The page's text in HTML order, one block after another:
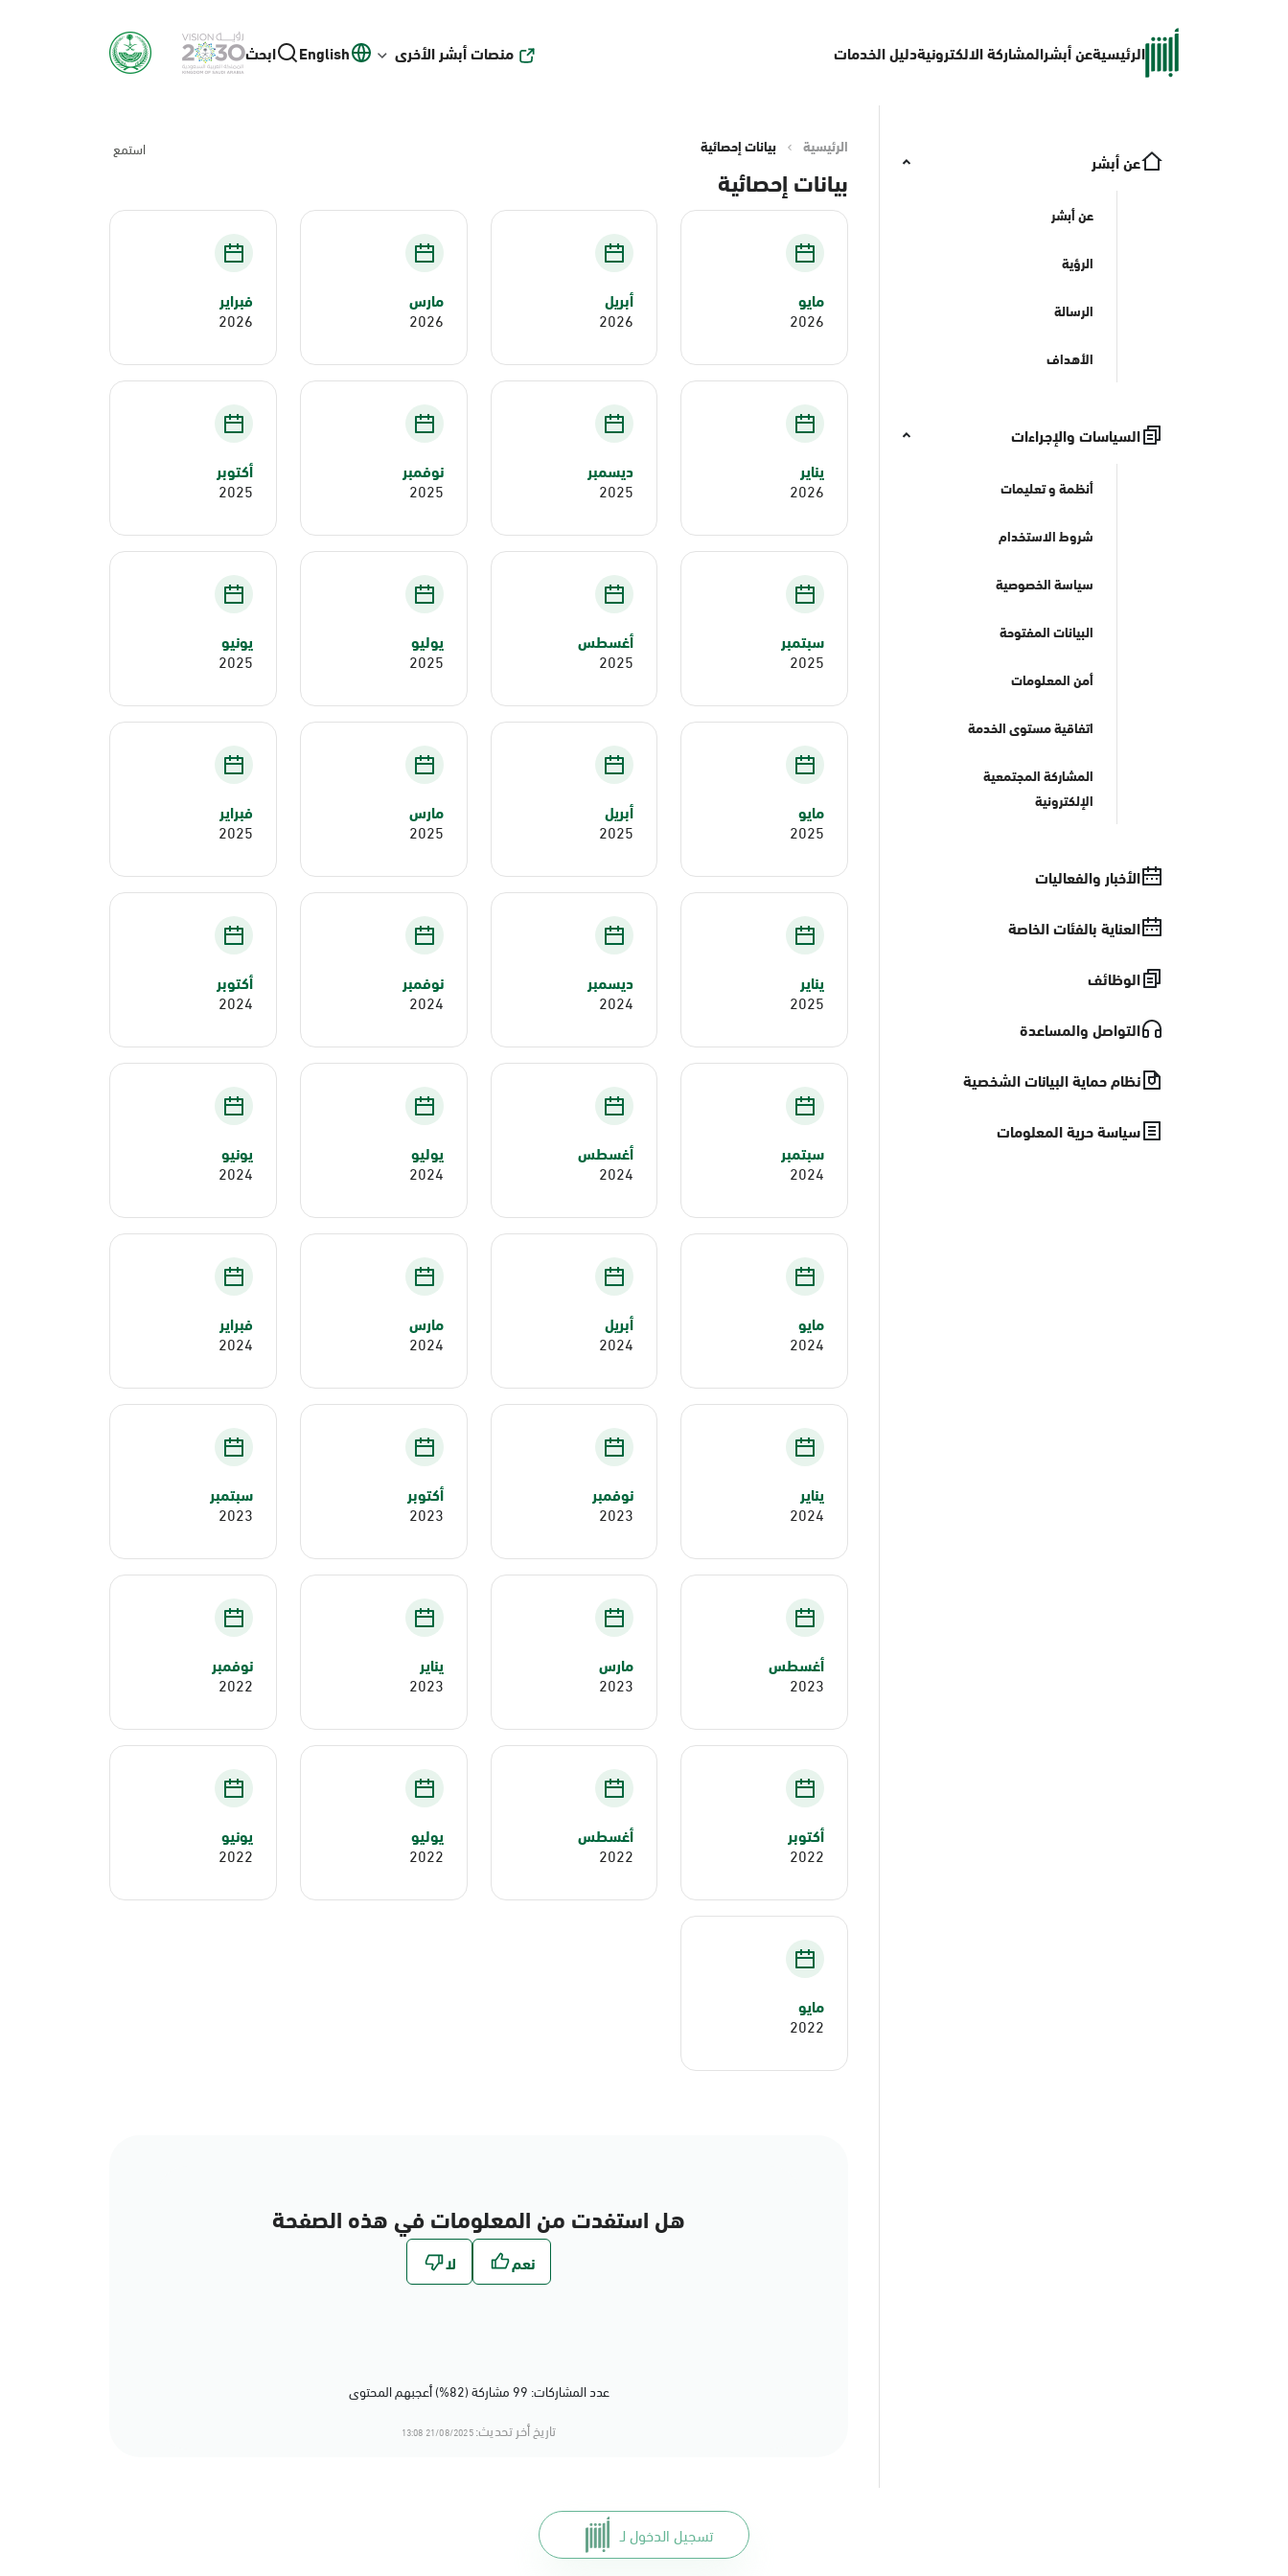
الرئيسيةعن أبشرالمشاركة الالكترونيةدليل الخدمات منصات أبشر الأخرى English ابحث
عن أبشر
عن أبشر
الرؤية
الرسالة
الأهداف
السياسات والإجراءات
أنظمة و تعليمات
شروط الاستخدام
سياسة الخصوصية
البيانات المفتوحة
أمن المعلومات
اتفاقية مستوى الخدمة
المشاركة المجتمعية
الإلكترونية
الأخبار والفعاليات
العناية بالفئات الخاصة
الوظائف
التواصل والمساعدة
نظام حماية البيانات الشخصية
سياسة حرية المعلومات
الرئيسية بيانات إحصائية استمع
بيانات إحصائية
مايو
2026
أبريل
2026
مارس
2026
فبراير
2026
يناير
2026
ديسمبر
2025
نوفمبر
2025
أكتوبر
2025
سبتمبر
2025
أغسطس
2025
يوليو
2025
يونيو
2025
مايو
2025
أبريل
2025
مارس
2025
فبراير
2025
يناير
2025
ديسمبر
2024
نوفمبر
2024
أكتوبر
2024
سبتمبر
2024
أغسطس
2024
يوليو
2024
يونيو
2024
مايو
2024
أبريل
2024
مارس
2024
فبراير
2024
يناير
2024
نوفمبر
2023
أكتوبر
2023
سبتمبر
2023
أغسطس
2023
مارس
2023
يناير
2023
نوفمبر
2022
أكتوبر
2022
أغسطس
2022
يوليو
2022
يونيو
2022
مايو
2022
هل استفدت من المعلومات في هذه الصفحة
عدد المشاركات: 99 مشاركة (82%) أعجبهم المحتوى
تاريخ أخر تحديث:21/08/2025 13:08
تسجيل الدخول لـ